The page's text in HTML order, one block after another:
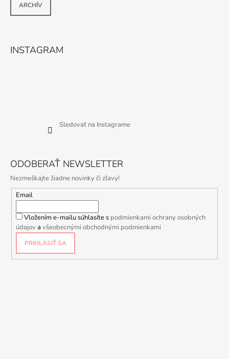
ARCHÍV
INSTAGRAM
Sledovať na Instagrame
ODOBERAŤ NEWSLETTER
Nezmeškajte žiadne novinky či zľavy!
Email
Vložením e-mailu súhlasíte s podmienkami ochrany osobných
údajovavšeobecnými obchodnými podmienkami
PRIHLÁSIŤ SA